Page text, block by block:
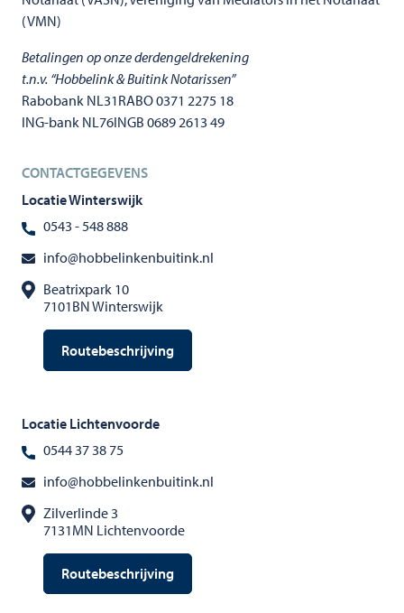
(VMN)
Betalingen op onze derdengeldrekening
t.n.v. “Hobbelink & Buitink Notarissen”
Rabobank NL31RABO 0371 2275 18
ING-bank NL76INGB 0689 2613 49
CONTACTGEGEVENS
Locatie Winterswijk
0543 - 548 888
info@hobbelinkenbuitink.nl
Beatrixpark 10
7101BN Winterswijk
Routebeschrijving
Locatie Lichtenvoorde
0544 37 38 75
info@hobbelinkenbuitink.nl
Zilverlinde 3
7131MN Lichtenvoorde
Routebeschrijving